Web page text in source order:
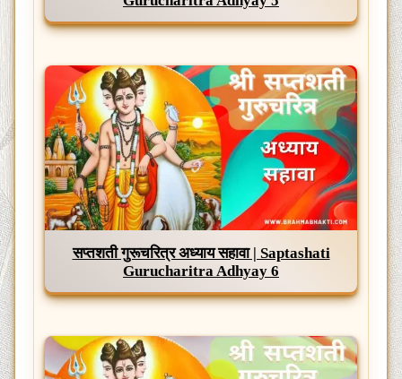
सप्तशती गुरूचरित्र अध्याय सहावा | Saptashati
Gurucharitra Adhyay 6